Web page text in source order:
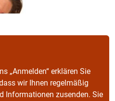
„Anmelden“ erklären Sie
wir Ihnen regelmäßig
Informationen zusenden. Sie